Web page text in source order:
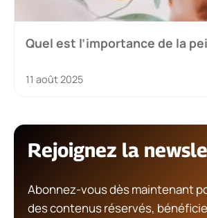
Quel est l’importance de la
11 août 2025
Rejoignez la
Abonnez-vous dès maintenant
des contenus réservés,